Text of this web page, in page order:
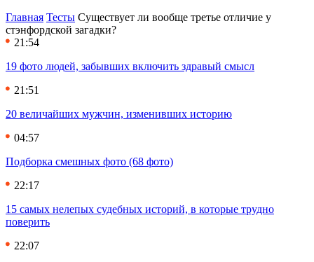
Главная Тесты Существует ли вообще третье отличие у
стэнфордской загадки?
21:54
19 фото людей, забывших включить здравый смысл
21:51
20 величайших мужчин, изменивших историю
04:57
Подборка смешных фото (68 фото)
22:17
15 самых нелепых судебных историй, в которые трудно
поверить
22:07